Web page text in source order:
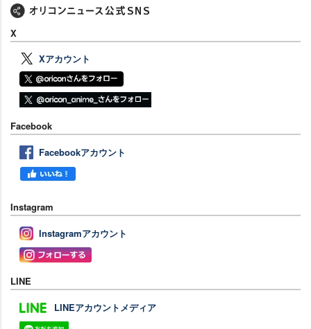
X
Xアカウント
Facebook
Facebookアカウント
Instagram
Instagramアカウント
LINE
LINEアカウントメディア